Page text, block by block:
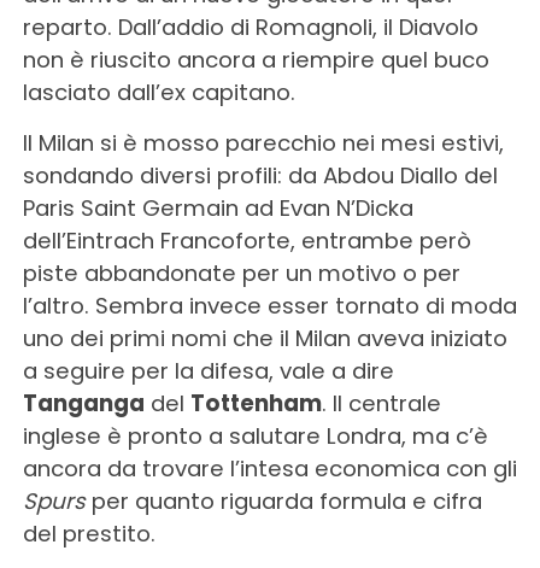
reparto. Dall’addio di Romagnoli, il Diavolo
non è riuscito ancora a riempire quel buco
lasciato dall’ex capitano.
Il Milan si è mosso parecchio nei mesi estivi,
sondando diversi profili: da Abdou Diallo del
Paris Saint Germain ad Evan N’Dicka
dell’Eintrach Francoforte, entrambe però
piste abbandonate per un motivo o per
l’altro. Sembra invece esser tornato di moda
uno dei primi nomi che il Milan aveva iniziato
a seguire per la difesa, vale a dire
Tanganga del Tottenham. Il centrale
inglese è pronto a salutare Londra, ma c’è
ancora da trovare l’intesa economica con gli
Spursper quanto riguarda formula e cifra
del prestito.